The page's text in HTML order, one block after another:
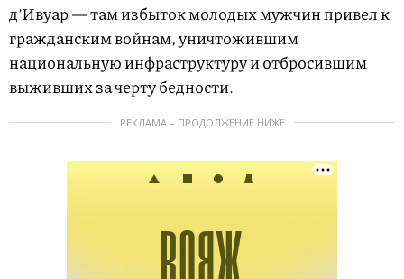
д’Ивуар — там избыток молодых мужчин привел к
гражданским войнам, уничтожившим
национальную инфраструктуру и отбросившим
выживших за черту бедности.
РЕКЛАМА – ПРОДОЛЖЕНИЕ НИЖЕ